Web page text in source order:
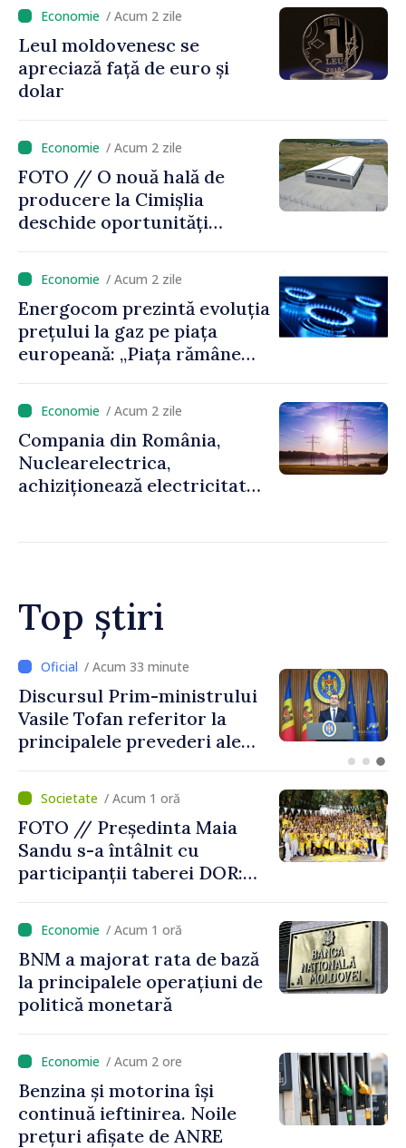
/ Acum 2 zile
Leul moldovenesc se
apreciază față de euro și
dolar
/ Acum 2 zile
FOTO // O nouă hală de
producere la Cimișlia
deschide oportunități
regiune
/ Acum 2 zile
Energocom prezintă evoluția
prețului la gaz pe piața
europeană: „Piața rămâne
geopolitice”
/ Acum 2 zile
Compania din România,
Nuclearelectrica,
achiziționează electricitate
Top știri
/ Acum 11 minute
The Washington Post: Mai
multe state europene refuză
să transfere rachete Patriot
/ Acum 1 oră
FOTO // Președinta Maia
Sandu s-a întâlnit cu
participanții taberei DOR:
noastră rămâne puternică”
/ Acum 1 oră
BNM a majorat rata de bază
la principalele operațiuni de
politică monetară
/ Acum 2 ore
Benzina și motorina își
continuă ieftinirea. Noile
prețuri afișate de ANRE